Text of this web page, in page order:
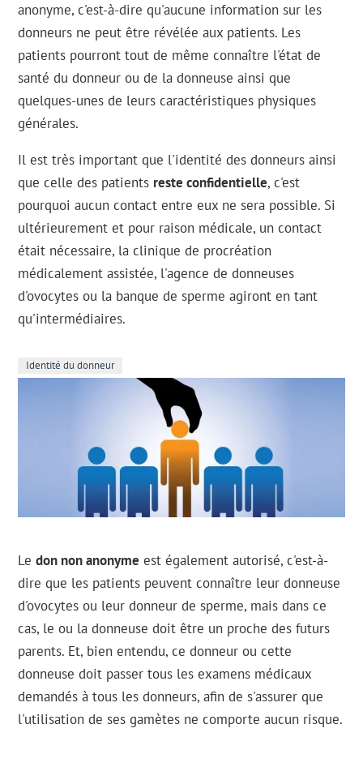
anonyme, c'est-à-dire qu'aucune information sur les
donneurs ne peut être révélée aux patients. Les
patients pourront tout de même connaître l'état de
santé du donneur ou de la donneuse ainsi que
quelques-unes de leurs caractéristiques physiques
générales.
Il est très important que l'identité des donneurs ainsi
que celle des patients reste confidentielle, c'est
pourquoi aucun contact entre eux ne sera possible. Si
ultérieurement et pour raison médicale, un contact
était nécessaire, la clinique de procréation
médicalement assistée, l'agence de donneuses
d'ovocytes ou la banque de sperme agiront en tant
qu'intermédiaires.
Identité du donneur
Ledon non anonyme est également autorisé, c'est-à-
dire que les patients peuvent connaître leur donneuse
d'ovocytes ou leur donneur de sperme, mais dans ce
cas, le ou la donneuse doit être un proche des futurs
parents. Et, bien entendu, ce donneur ou cette
donneuse doit passer tous les examens médicaux
demandés à tous les donneurs, afin de s'assurer que
l'utilisation de ses gamètes ne comporte aucun risque.